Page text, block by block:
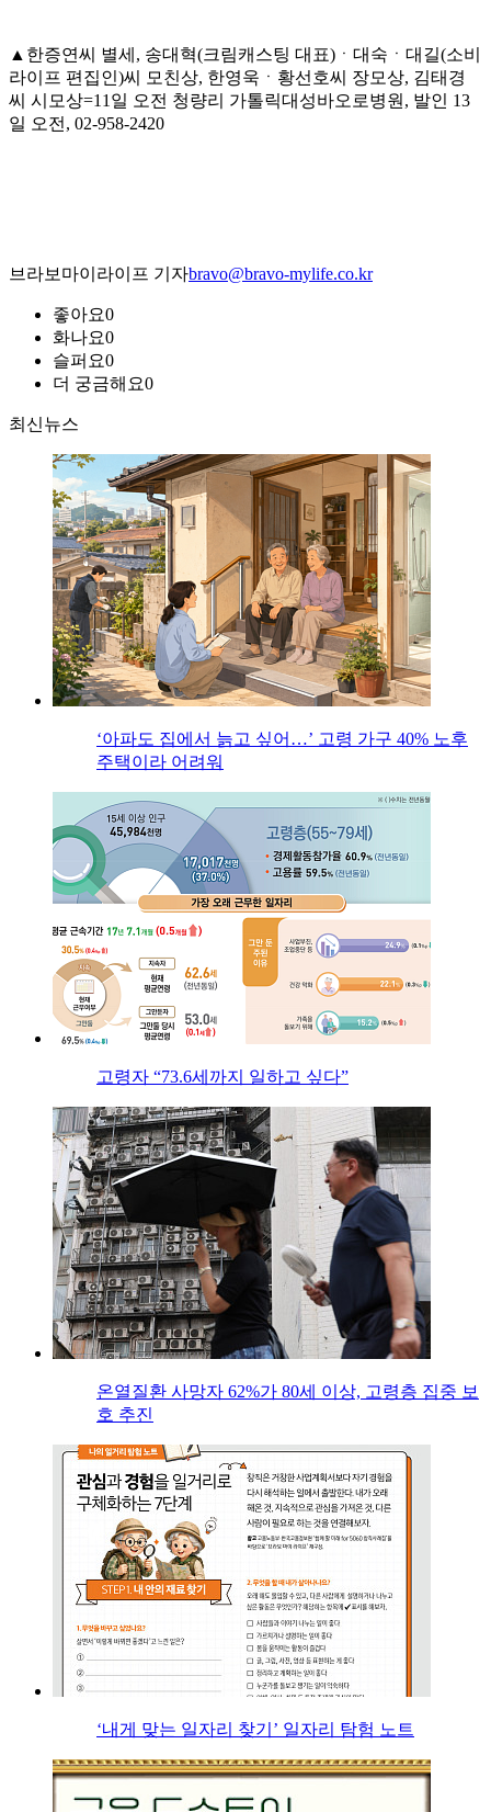
▲한증연씨 별세, 송대혁(크림캐스팅 대표)ㆍ대숙ㆍ대길(소비
라이프 편집인)씨 모친상, 한영욱ㆍ황선호씨 장모상, 김태경
씨 시모상=11일 오전 청량리 가톨릭대성바오로병원, 발인 13
일 오전, 02-958-2420
브라보마이라이프 기자bravo@bravo-mylife.co.kr
좋아요0
화나요0
슬퍼요0
더 궁금해요0
최신뉴스
‘아파도 집에서 늙고 싶어…’ 고령 가구 40% 노후
주택이라 어려워
고령자 “73.6세까지 일하고 싶다”
온열질환 사망자 62%가 80세 이상, 고령층 집중 보
호 추진
‘내게 맞는 일자리 찾기’ 일자리 탐험 노트